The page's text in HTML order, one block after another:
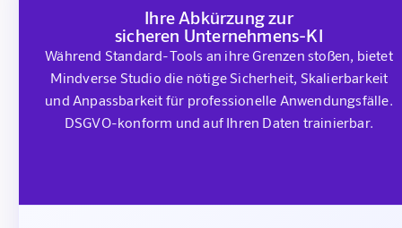
Ihre Abkürzung zur
sicheren Unternehmens-KI
Während Standard-Tools an ihre Grenzen stoßen, bietet
Mindverse Studio die nötige Sicherheit, Skalierbarkeit
und Anpassbarkeit für professionelle Anwendungsfälle.
DSGVO-konform und auf Ihren Daten trainierbar.